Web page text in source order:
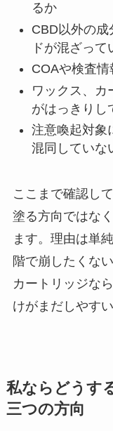
るか
CBD以外の成
ドが混ざって
COAや検査
ワックス、カ
がはっきりし
注意喚起対象
混同していな
ここまで確認し
塗る方向ではな
ます。理由は単
階で崩したくな
カートリッジな
けがまだしやすい
私ならどうす
三つの方向